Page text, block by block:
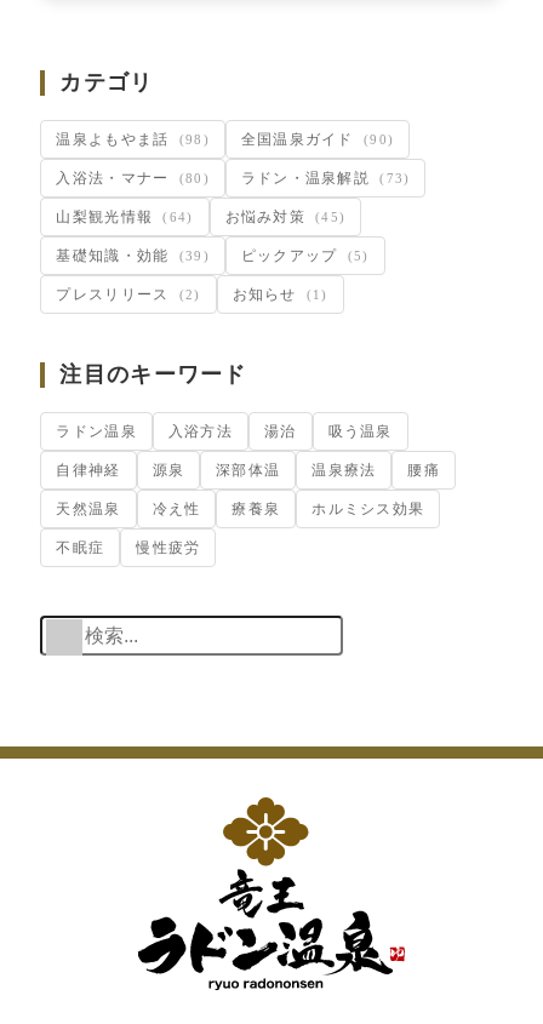
カテゴリ
温泉よもやま話 (98) 全国温泉ガイド (90)
入浴法・マナー (80) ラドン・温泉解説 (73)
山梨観光情報 (64) お悩み対策 (45)
基礎知識・効能 (39) ピックアップ (5)
プレスリリース (2) お知らせ (1)
注目のキーワード
ラドン温泉 入浴方法 湯治 吸う温泉
自律神経 源泉 深部体温 温泉療法 腰痛
天然温泉 冷え性 療養泉 ホルミシス効果
不眠症 慢性疲労
検索